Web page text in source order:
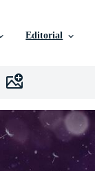
Editorial